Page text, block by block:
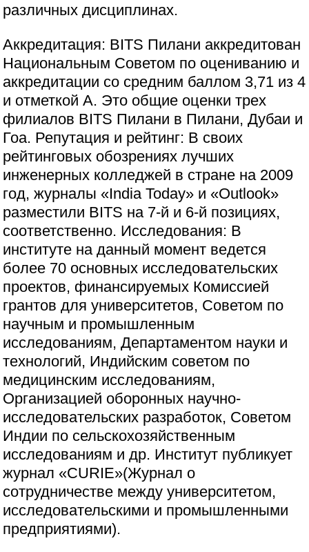
различных дисциплинах.
Аккредитация: BITS Пилани аккредитован
Национальным Советом по оцениванию и
аккредитации со средним баллом 3,71 из 4
и отметкой А. Это общие оценки трех
филиалов BITS Пилани в Пилани, Дубаи и
Гоа. Репутация и рейтинг: В своих
рейтинговых обозрениях лучших
инженерных колледжей в стране на 2009
год, журналы «India Today» и «Outlook»
разместили BITS на 7-й и 6-й позициях,
соответственно. Исследования: В
институте на данный момент ведется
более 70 основных исследовательских
проектов, финансируемых Комиссией
грантов для университетов, Советом по
научным и промышленным
исследованиям, Департаментом науки и
технологий, Индийским советом по
медицинским исследованиям,
Организацией оборонных научно-
исследовательских разработок, Советом
Индии по сельскохозяйственным
исследованиям и др. Институт публикует
журнал «CURIE»(Журнал о
сотрудничестве между университетом,
исследовательскими и промышленными
предприятиями).